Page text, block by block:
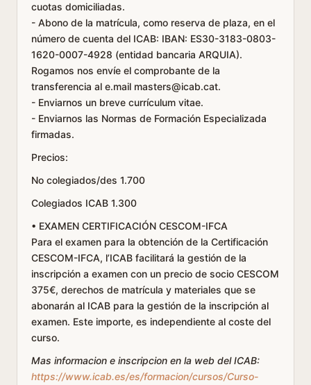
cuotas domiciliadas.
- Abono de la matrícula, como reserva de plaza, en el
número de cuenta del ICAB: IBAN: ES30-3183-0803-
1620-0007-4928 (entidad bancaria ARQUIA).
Rogamos nos envíe el comprobante de la
transferencia al e.mail masters@icab.cat.
- Enviarnos un breve currículum vitae.
- Enviarnos las Normas de Formación Especializada
firmadas.
Precios:
No colegiados/des 1.700
Colegiados ICAB 1.300
• EXAMEN CERTIFICACIÓN CESCOM-IFCA
Para el examen para la obtención de la Certificación
CESCOM-IFCA, l’ICAB facilitará la gestión de la
inscripción a examen con un precio de socio CESCOM
375€, derechos de matrícula y materiales que se
abonarán al ICAB para la gestión de la inscripción al
examen. Este importe, es independiente al coste del
curso.
Mas informacion e inscripcion en la web del ICAB:
https://www.icab.es/es/formacion/cursos/Curso-